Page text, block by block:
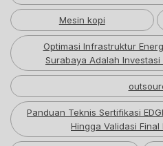
Mesin kopi
Optimasi Infrastruktur
Surabaya Adalah Investasi
Panduan Teknis Sertifikasi
Hingga Validasi